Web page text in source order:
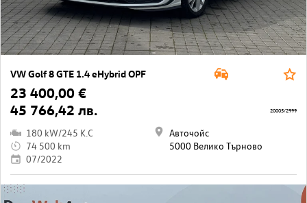
VW Golf 8 GTE 1.4 eHybrid OPF
23 400,00 €
45 766,42 лв.
180 kW/245 K.C
74 500 km
07/2022
Авточойс
5000 Велико Търново
20005/2999